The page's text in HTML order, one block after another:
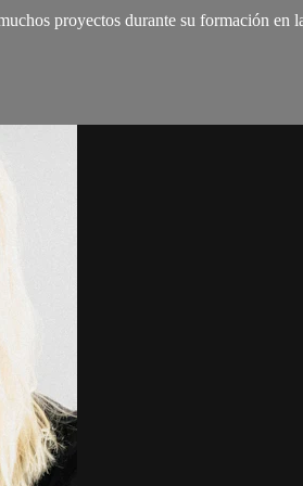
proyectos durante su formación en